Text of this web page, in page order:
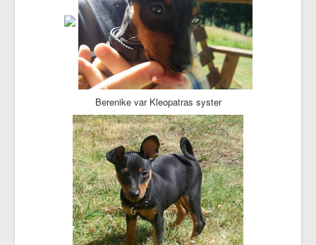
Berenike var Kleopatras syster